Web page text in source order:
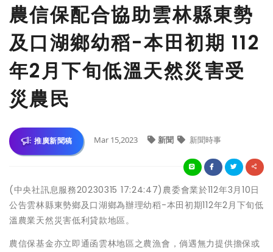
農信保配合協助雲林縣東勢
及口湖鄉幼稻-本田初期 112
年2月下旬低溫天然災害受
災農民
推廣新聞稿 Mar 15,2023 新聞 新聞時事
(中央社訊息服務20230315 17:24:47)農委會業於112年3月10日
公告雲林縣東勢鄉及口湖鄉為辦理幼稻-本田初期112年2月下旬低
溫農業天然災害低利貸款地區。
農信保基金亦立即通函雲林地區之農漁會，倘遇無力提供擔保或